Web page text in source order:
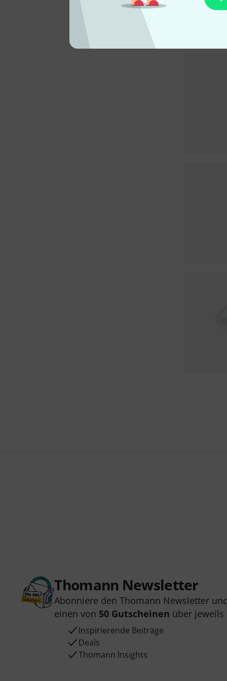
Thomann Newsletter
Abonniere den Thomann Newsletter
einen von 50 Gutscheinen über jeweils
Inspirierende Beiträge
Deals
Thomann Insights